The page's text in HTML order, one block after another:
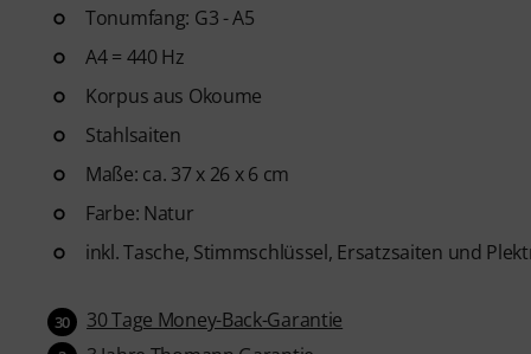
Tonumfang: G3 - A5
A4 = 440 Hz
Korpus aus Okoume
Stahlsaiten
Maße: ca. 37 x 26 x 6 cm
Farbe: Natur
inkl. Tasche, Stimmschlüssel, Ersatzsaiten und
30 30 Tage Money-Back-Garantie